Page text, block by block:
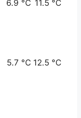
6.9 °C 11.5 °C
5.7 °C 12.5 °C